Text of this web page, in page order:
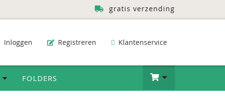
gratis verzending
Inloggen Registreren Klantenservice
FOLDERS